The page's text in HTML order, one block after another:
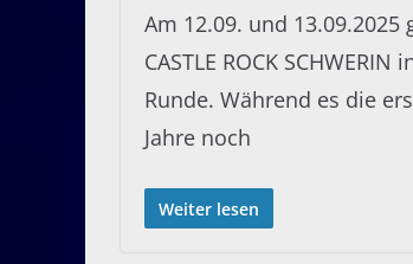
Am 12.09. und 13.09.2025
CASTLE ROCK SCHWERIN
Runde. Während es die
Jahre noch
Weiter lesen